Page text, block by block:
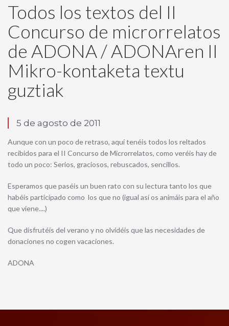
Todos los textos del II
Concurso de microrrelatos
de ADONA / ADONAren II
Mikro-kontaketa textu
guztiak
5 de agosto de 2011
Aunque con un poco de retraso, aquí tenéis todos los reltados
recibidos para el II Concurso de Microrrelatos, como veréis hay de
todo un poco: Serios, graciosos, rebuscados, sencillos.
Esperamos que paséis un buen rato con su lectura tanto los que
habéis participado como los que no (igual así os animáis para el año
que viene....)
Que disfrutéis del verano y no olvidéis que las necesidades de
donaciones no cogen vacaciones.
ADONA